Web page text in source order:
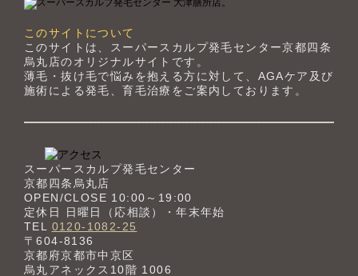
このサイトについて
このサイトは、スーパースカルプ発毛センター京都四条
烏丸店のオリジナルサイトです。
薄毛・抜け毛で悩みを抱える方に対して、AGAケア及び
施術による発毛、育毛治療をご案内しております。
スーパースカルプ発毛センター
京都四条烏丸店
OPEN/CLOSE 10:00～19:00
定休日 日曜日（応相談）・年末年始
TEL 0120-1082-25
〒604-8136
京都府京都市中京区
烏丸アネックス10階 1006